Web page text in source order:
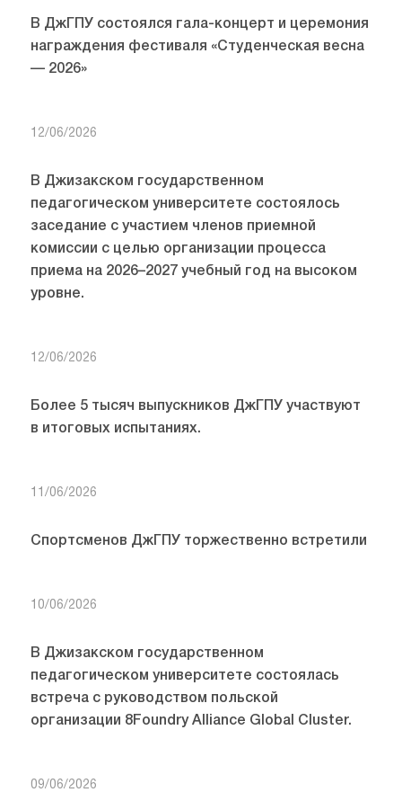
В ДжГПУ состоялся гала-концерт и церемония
награждения фестиваля «Студенческая весна
— 2026»
12/06/2026
В Джизакском государственном
педагогическом университете состоялось
заседание с участием членов приемной
комиссии с целью организации процесса
приема на 2026–2027 учебный год на высоком
уровне.
12/06/2026
Более 5 тысяч выпускников ДжГПУ участвуют
в итоговых испытаниях.
11/06/2026
Спортсменов ДжГПУ торжественно встретили
10/06/2026
В Джизакском государственном
педагогическом университете состоялась
встреча с руководством польской
организации 8Foundry Alliance Global Cluster.
09/06/2026